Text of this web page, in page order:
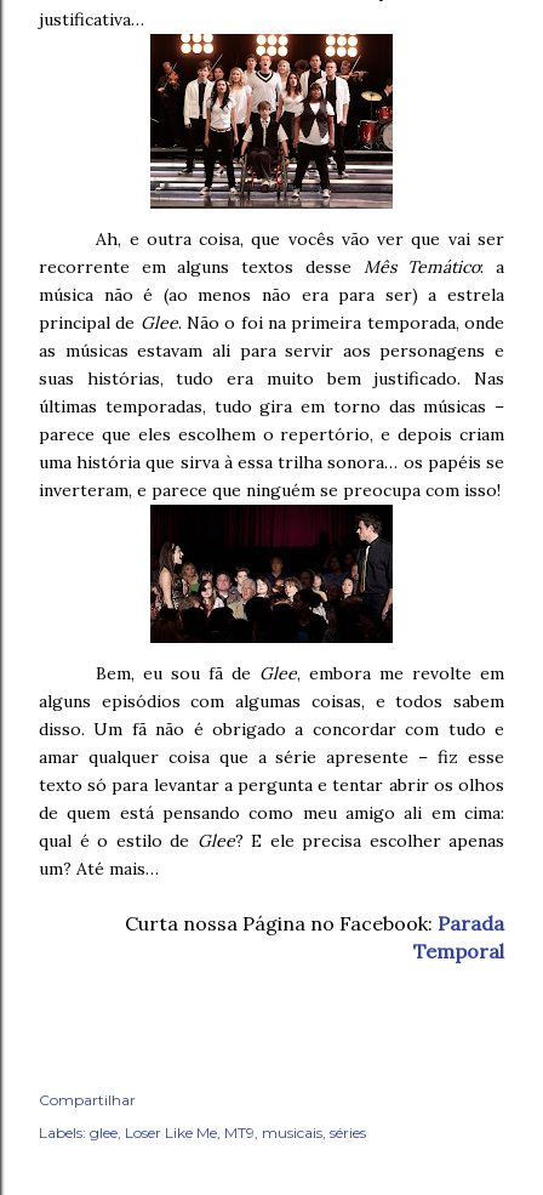
justificativa…
Ah, e outra coisa, que vocês vão ver que vai ser
recorrente em alguns textos desse Mês Temático: a
música não é (ao menos não era para ser) a estrela
principal de Glee. Não o foi na primeira temporada, onde
as músicas estavam ali para servir aos personagens e
suas histórias, tudo era muito bem justificado. Nas
últimas temporadas, tudo gira em torno das músicas –
parece que eles escolhem o repertório, e depois criam
uma história que sirva à essa trilha sonora… os papéis se
inverteram, e parece que ninguém se preocupa com isso!
Bem, eu sou fã de Glee, embora me revolte em
alguns episódios com algumas coisas, e todos sabem
disso. Um fã não é obrigado a concordar com tudo e
amar qualquer coisa que a série apresente – fiz esse
texto só para levantar a pergunta e tentar abrir os olhos
de quem está pensando como meu amigo ali em cima:
qual é o estilo de Glee? E ele precisa escolher apenas
um? Até mais…
Curta nossa Página no Facebook: Parada
Temporal
Compartilhar
Labels: glee Loser Like Me MT9 musicais séries